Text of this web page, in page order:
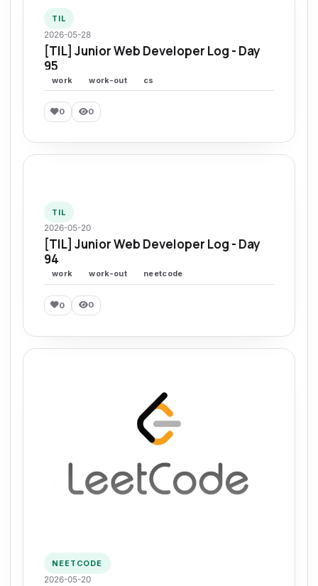
TIL
2026-05-28
[TIL] Junior Web Developer Log - Day
95
work work-out cs
0 0
TIL
2026-05-20
[TIL] Junior Web Developer Log - Day
94
work work-out neetcode
0 0
NEETCODE
2026-05-20